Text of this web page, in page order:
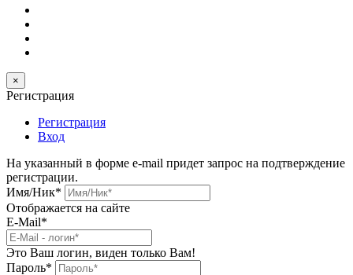
×
Регистрация
Регистрация
Вход
На указанный в форме e-mail придет запрос на подтверждение
регистрации.
Имя/Ник*
Отображается на сайте
E-Mail*
Это Ваш логин, виден только Вам!
Пароль*